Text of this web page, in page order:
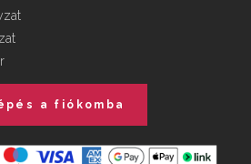
a fiókomba